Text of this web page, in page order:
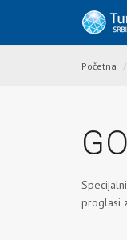
Početna
proglasi